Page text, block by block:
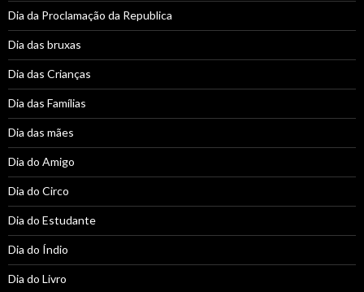
Dia da Proclamação da Republica
Dia das bruxas
Dia das Crianças
Dia das Famílias
Dia das mães
Dia do Amigo
Dia do Circo
Dia do Estudante
Dia do Índio
Dia do Livro